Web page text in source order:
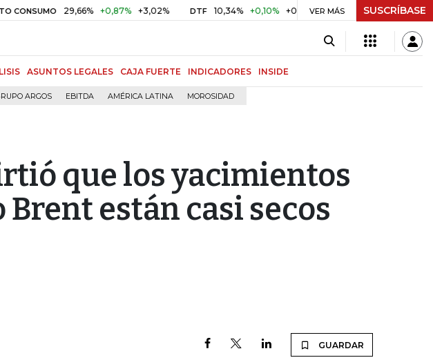
29,66% +0,87% +3,02% DTF 10,34% +0,10% +0,98% UVR $ 416,86 +$ 0,05
VER MÁS SUSCRÍBASE
ASUNTOS LEGALES CAJA FUERTE INDICADORES INSIDE
ARGOS EBITDA AMÉRICA LATINA MOROSIDAD
que los yacimientos
están casi secos
GUARDAR